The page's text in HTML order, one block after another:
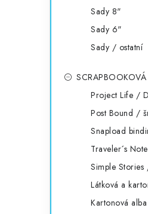
Sady 8"
Sady 6"
Sady / ostatní
SCRAPBOOKOVÁ
Project Life /
Post Bound /
Snapload
Traveler´s
Simple Stories
Látková a
Kartonová